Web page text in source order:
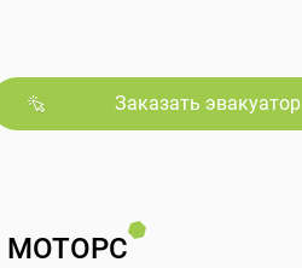
Заказать эвакуатор
МОТОРС